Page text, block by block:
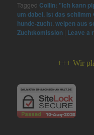
Tagged Collin: "Ich kann
um dabei. Ist das schlimm
hunde-zucht ,welpen aus
Zuchtkomission | Leave a
+++ Wir